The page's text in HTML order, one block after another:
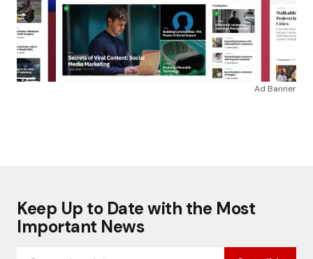
Ad Banner
Keep Up to Date with the Most
Important News